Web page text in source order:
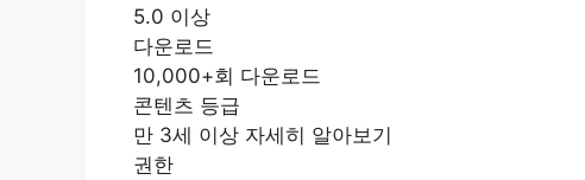
5.0 이상
다운로드
10,000+회 다운로드
콘텐츠 등급
만 3세 이상 자세히 알아보기
권한